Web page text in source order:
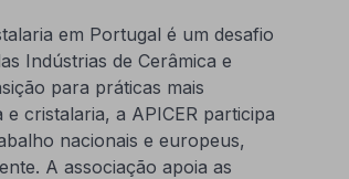
em Portugal é um desafio
Indústrias de Cerâmica e
para práticas mais
cristalaria, a APICER participa
nacionais e europeus,
A associação apoia as